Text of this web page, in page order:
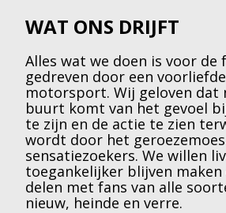
WAT ONS DRIJFT
Alles wat we doen is voor de
gedreven door een
motorsport. Wij geloven dat
buurt komt van het gevoel
te zijn en de actie te zien
wordt door het
sensatiezoekers. We willen
toegankelijker blijven
delen met fans van alle
nieuw, heinde en verre.